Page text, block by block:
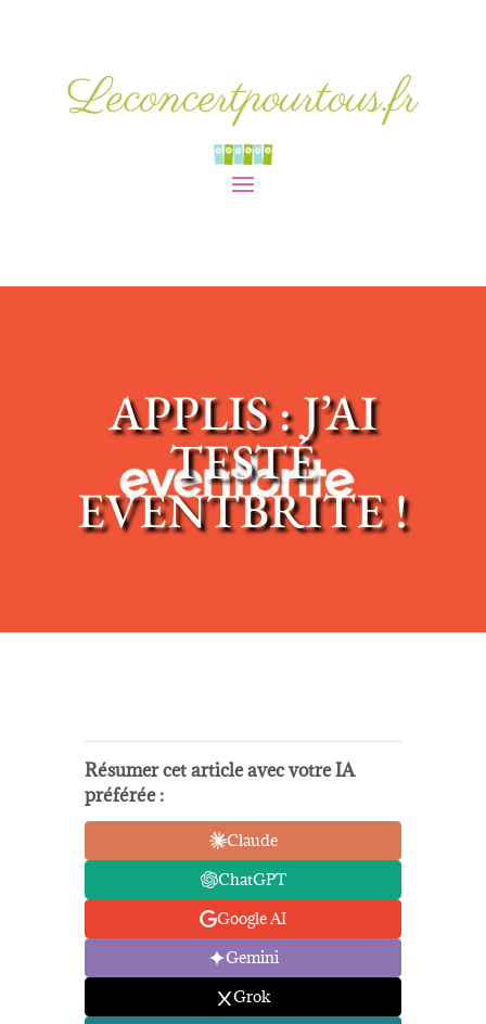
Leconcertpourtous.fr
APPLIS : J’AI
TESTÉ
EVENTBRITE !
Résumer cet article avec votre IA
préférée :
Claude
ChatGPT
Google AI
Gemini
Grok